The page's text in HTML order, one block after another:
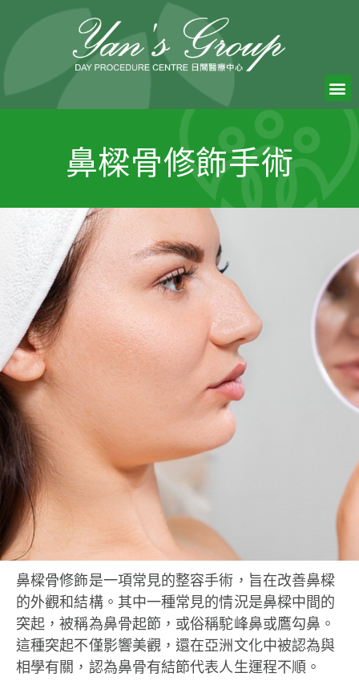
鼻樑骨修飾手術
鼻樑骨修飾是一項常見的整容手術，旨在改善鼻樑
的外觀和結構。其中一種常見的情況是鼻樑中間的
突起，被稱為鼻骨起節，或俗稱駝峰鼻或鷹勾鼻。
這種突起不僅影響美觀，還在亞洲文化中被認為與
相學有關，認為鼻骨有結節代表人生運程不順。